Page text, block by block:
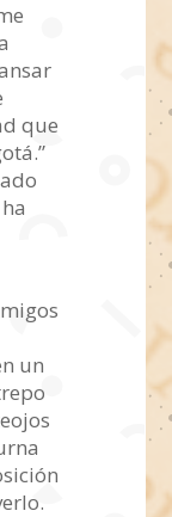
que
un